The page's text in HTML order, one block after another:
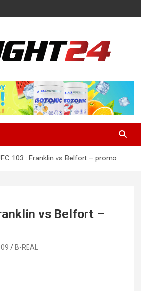
– MMA i K-1, UFC
103 : Franklin vs Belfort – promo
vs Belfort –
B-REAL